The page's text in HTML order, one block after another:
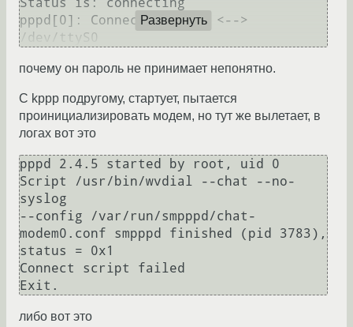
Status is: connecting
pppd[0]: Connect: modem0 <-->
Развернуть
почему он пароль не принимает непонятно.
С kppp подругому, стартует, пытается
проинициализировать модем, но тут же вылетает, в
логах вот это
pppd 2.4.5 started by root, uid 0
Script /usr/bin/wvdial --chat --no-
syslog
--config /var/run/smpppd/chat-
modem0.conf smpppd finished (pid 3783),
status = 0x1
Connect script failed
либо вот это